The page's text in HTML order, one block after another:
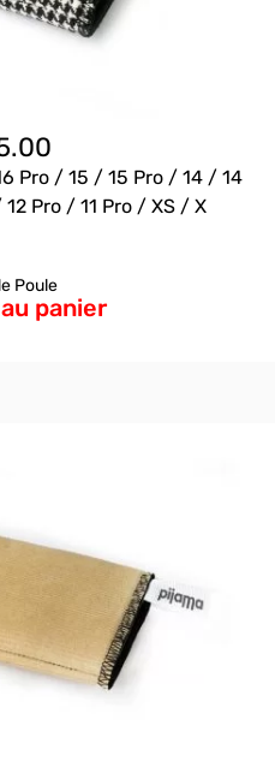
Pro / 15 / 15 Pro / 14 / 14
Pro / 11 Pro / XS / X
Poule
panier